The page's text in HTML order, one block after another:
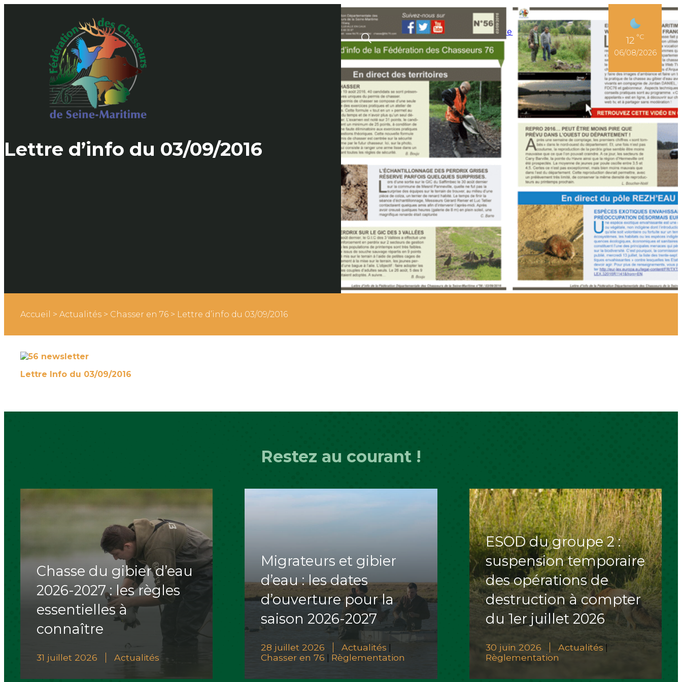
Menu
Espace Adhérent
Valider son permis
06/08/2026
12 °C
Lettre d’info du 03/09/2016
Accueil > Actualités > Chasser en 76 > Lettre d’info du 03/09/2016
Lettre Info du 03/09/2016
Restez au courant !
Chasse du gibier d’eau
2026-2027 : les règles
essentielles à
connaître
31 juillet 2026 Actualités
Migrateurs et gibier
d’eau : les dates
d’ouverture pour la
saison 2026-2027
28 juillet 2026 Actualités
Chasser en 76 Règlementation
ESOD du groupe 2 :
suspension temporaire
des opérations de
destruction à compter
du 1er juillet 2026
30 juin 2026 Actualités
Règlementation